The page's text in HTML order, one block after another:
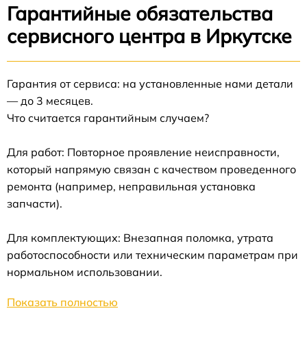
Гарантийные обязательства
сервисного центра в Иркутске
Гарантия от сервиса: на установленные нами детали
— до 3 месяцев.
Что считается гарантийным случаем?
Для работ: Повторное проявление неисправности,
который напрямую связан с качеством проведенного
ремонта (например, неправильная установка
запчасти).
Для комплектующих: Внезапная поломка, утрата
работоспособности или техническим параметрам при
нормальном использовании.
Показать полностью